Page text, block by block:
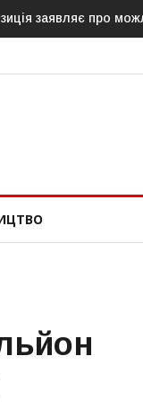
заявляє про